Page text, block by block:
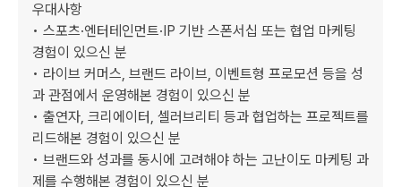
우대사항
• 스포츠·엔터테인먼트·IP 기반 스폰서십 또는 협업 마케팅
경험이 있으신 분
• 라이브 커머스, 브랜드 라이브, 이벤트형 프로모션 등을 성
과 관점에서 운영해본 경험이 있으신 분
• 출연자, 크리에이터, 셀러브리티 등과 협업하는 프로젝트를
리드해본 경험이 있으신 분
• 브랜드와 성과를 동시에 고려해야 하는 고난이도 마케팅 과
제를 수행해본 경험이 있으신 분